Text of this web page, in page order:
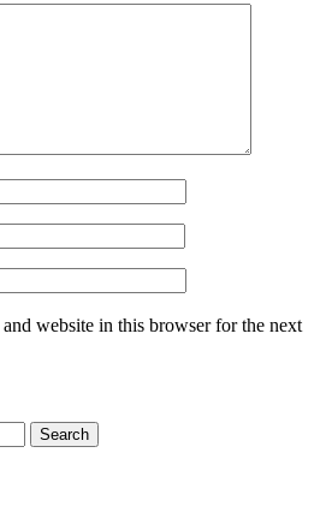
website in this browser for the next